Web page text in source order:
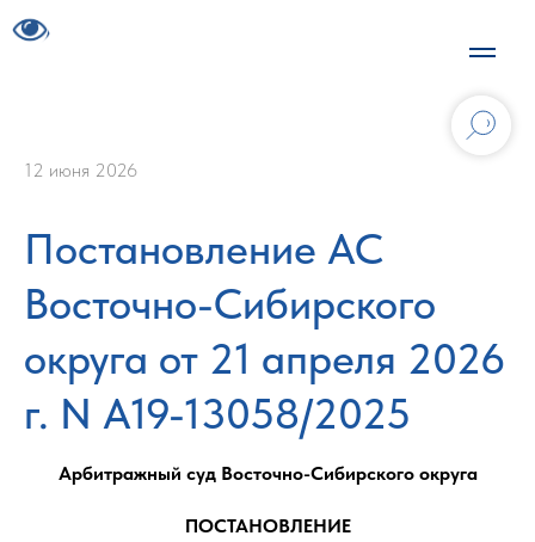
12 июня 2026
Постановление АС
Восточно-Сибирского
округа от 21 апреля 2026
г. N А19-13058/2025
Арбитражный суд Восточно-Сибирского округа
ПОСТАНОВЛЕНИЕ